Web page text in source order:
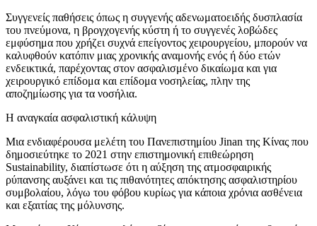
Συγγενείς παθήσεις όπως η συγγενής αδενωματοειδής δυσπλασία
του πνεύμονα, η βρογχογενής κύστη ή το συγγενές λοβώδες
εμφύσημα που χρήζει συχνά επείγοντος χειρουργείου, μπορούν να
καλυφθούν κατόπιν μιας χρονικής αναμονής ενός ή δύο ετών
ενδεικτικά, παρέχοντας στον ασφαλισμένο δικαίωμα και για
χειρουργικό επίδομα και επίδομα νοσηλείας, πλην της
αποζημίωσης για τα νοσήλια.
Η αναγκαία ασφαλιστική κάλυψη
Μια ενδιαφέρουσα μελέτη του Πανεπιστημίου Jinan της Κίνας που
δημοσιεύτηκε το 2021 στην επιστημονική επιθεώρηση
Sustainability, διαπίστωσε ότι η αύξηση της ατμοσφαιρικής
ρύπανσης αυξάνει και τις πιθανότητες απόκτησης ασφαλιστηρίου
συμβολαίου, λόγω του φόβου κυρίως για κάποια χρόνια ασθένεια
και εξαιτίας της μόλυνσης.